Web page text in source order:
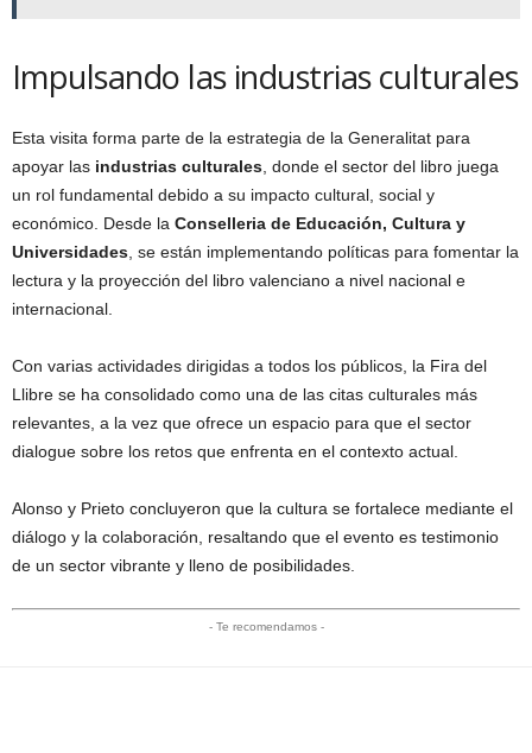
Impulsando las industrias culturales
Esta visita forma parte de la estrategia de la Generalitat para
apoyar las industrias culturales, donde el sector del libro juega
un rol fundamental debido a su impacto cultural, social y
económico. Desde la Conselleria de Educación, Cultura y
Universidades, se están implementando políticas para fomentar la
lectura y la proyección del libro valenciano a nivel nacional e
internacional.
Con varias actividades dirigidas a todos los públicos, la Fira del
Llibre se ha consolidado como una de las citas culturales más
relevantes, a la vez que ofrece un espacio para que el sector
dialogue sobre los retos que enfrenta en el contexto actual.
Alonso y Prieto concluyeron que la cultura se fortalece mediante el
diálogo y la colaboración, resaltando que el evento es testimonio
de un sector vibrante y lleno de posibilidades.
- Te recomendamos -